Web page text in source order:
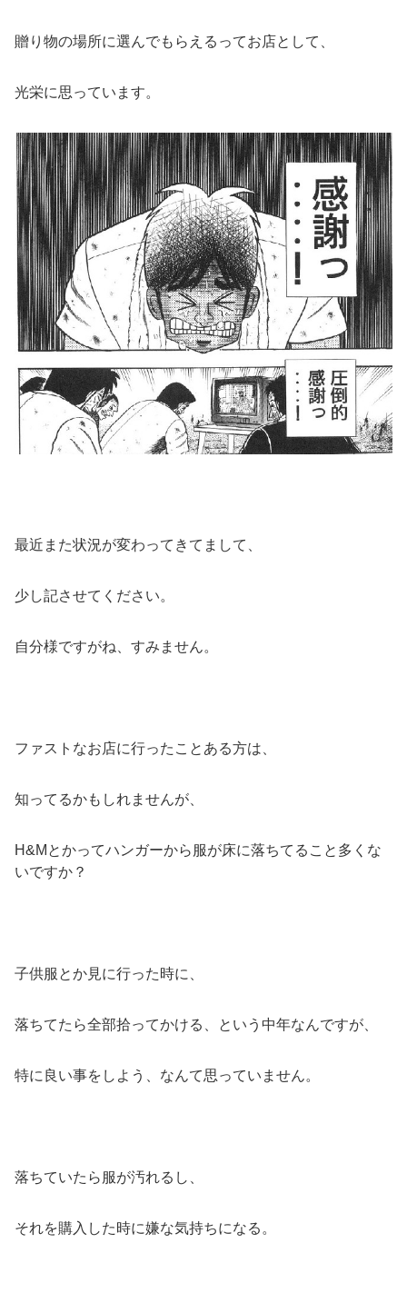
贈り物の場所に選んでもらえるってお店として、
光栄に思っています。
最近また状況が変わってきてまして、
少し記させてください。
自分様ですがね、すみません。
ファストなお店に行ったことある方は、
知ってるかもしれませんが、
H&Mとかってハンガーから服が床に落ちてること多くな
いですか？
子供服とか見に行った時に、
落ちてたら全部拾ってかける、という中年なんですが、
特に良い事をしよう、なんて思っていません。
落ちていたら服が汚れるし、
それを購入した時に嫌な気持ちになる。